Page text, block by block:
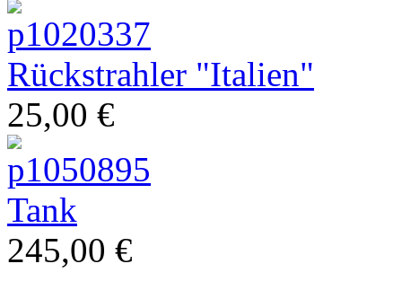
moderne Vespa
Rückstrahler "Italien"
25,00 €
Tank
245,00 €